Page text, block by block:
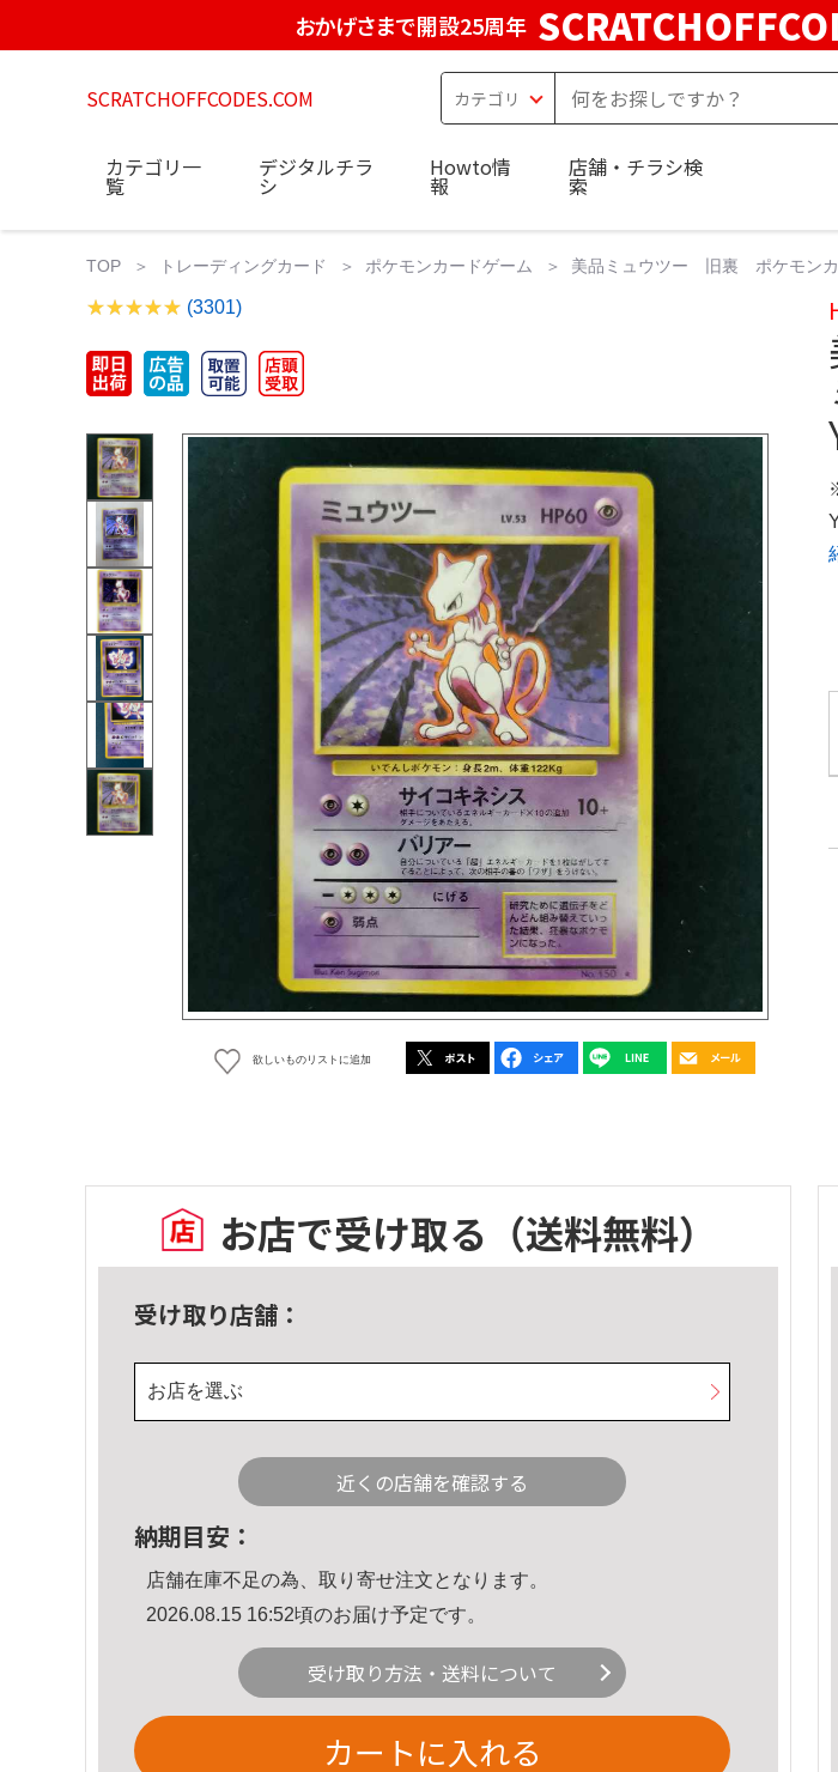
おかげさまで開設25周年
SCRATCHOFFCODES.COM
カテゴリ一
覧
デジタルチラ
シ
Howto情
報
店舗・チラシ検
索
TOP トレーディングカード ポケモンカードゲーム 美品ミュウツー 旧裏 ポケモンカ
(3301)
欲しいものリストに追加
お店で受け取る （送料無料）
受け取り店舗：
お店を選ぶ
近くの店舗を確認する
納期目安：
店舗在庫不足の為、取り寄せ注文となります。
2026.08.15 16:52頃のお届け予定です。
受け取り方法・送料について
カートに入れる